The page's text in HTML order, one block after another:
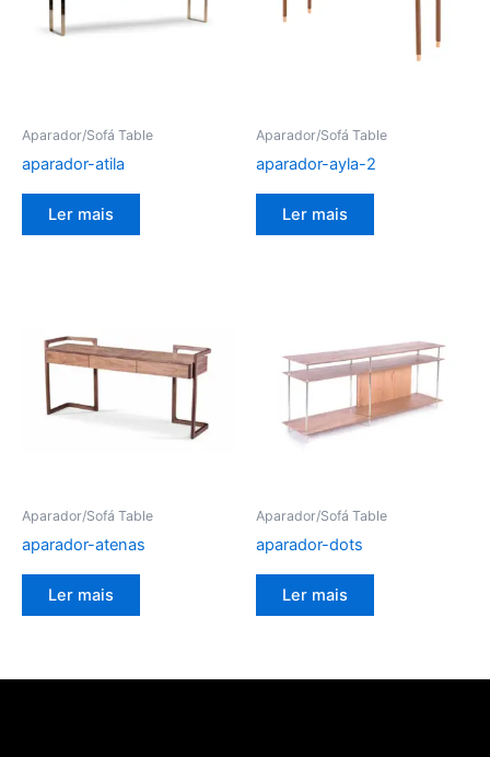
Aparador/Sofá Table
aparador-atila
Ler mais
Aparador/Sofá Table
aparador-ayla-2
Ler mais
Aparador/Sofá Table
aparador-atenas
Ler mais
Aparador/Sofá Table
aparador-dots
Ler mais